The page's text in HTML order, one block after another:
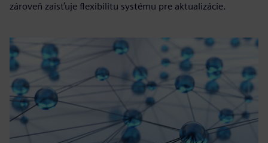
zároveň zaisťuje flexibilitu systému pre aktualizácie.